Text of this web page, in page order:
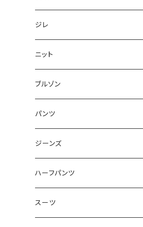
50/XL～
48/L
50/XL～
46/M
48/L
50/XL～
～44/S
46/M
48/L
50/XL～
ジレ
～44/S
46/M
48/L
50/XL～
ニット
～44/S
46/M
48/L
50/XL～
ブルゾン
～44/S
46/M
48/L
50/XL～
パンツ
～44/S
46/M
48/L
ジーンズ
～44/S
46/M
ハーフパンツ
～44/S
スーツ